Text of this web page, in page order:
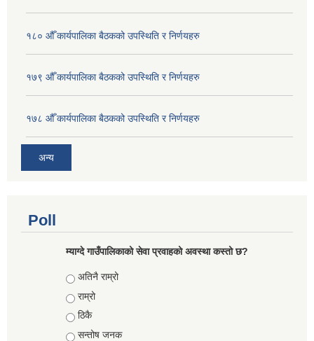
१८० औँ कार्यपालिका बैठकको उपस्थिति र निर्णयहरु
१७९ औँ कार्यपालिका बैठकको उपस्थिति र निर्णयहरु
१७८ औँ कार्यपालिका बैठकको उपस्थिति र निर्णयहरु
अन्य
Poll
म्याग्दे गाउँपालिकाको सेवा प्रवाहको अवस्था कस्तो छ?
Choices
अतिनै राम्रो
राम्रो
ठिकै
सन्तोष जनक